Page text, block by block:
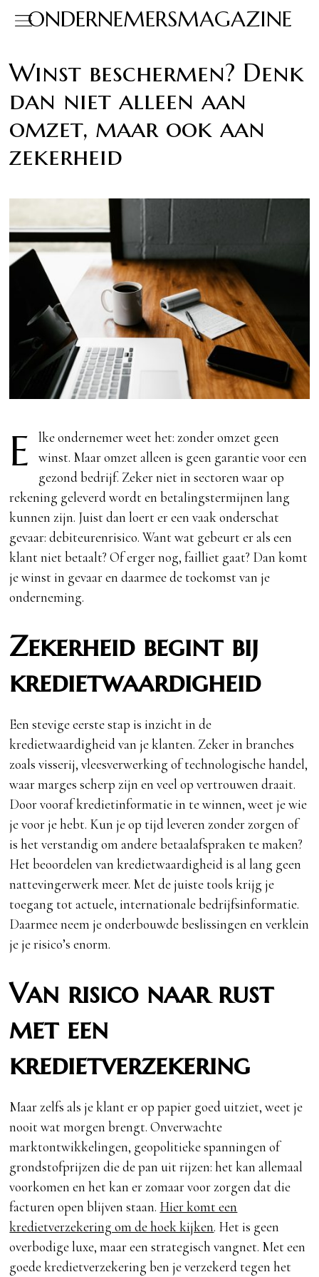
ONDERNEMERSMAGAZINE
Winst beschermen? Denk
dan niet alleen aan
omzet, maar ook aan
zekerheid
E
lke ondernemer weet het: zonder omzet geen
winst. Maar omzet alleen is geen garantie voor een
gezond bedrijf. Zeker niet in sectoren waar op
rekening geleverd wordt en betalingstermijnen lang
kunnen zijn. Juist dan loert er een vaak onderschat
gevaar: debiteurenrisico. Want wat gebeurt er als een
klant niet betaalt? Of erger nog, failliet gaat? Dan komt
je winst in gevaar en daarmee de toekomst van je
onderneming.
Zekerheid begint bij
kredietwaardigheid
Een stevige eerste stap is inzicht in de
kredietwaardigheid van je klanten. Zeker in branches
zoals visserij, vleesverwerking of technologische handel,
waar marges scherp zijn en veel op vertrouwen draait.
Door vooraf kredietinformatie in te winnen, weet je wie
je voor je hebt. Kun je op tijd leveren zonder zorgen of
is het verstandig om andere betaalafspraken te maken?
Het beoordelen van kredietwaardigheid is al lang geen
nattevingerwerk meer. Met de juiste tools krijg je
toegang tot actuele, internationale bedrijfsinformatie.
Daarmee neem je onderbouwde beslissingen en verklein
je je risico’s enorm.
Van risico naar rust
met een
kredietverzekering
Maar zelfs als je klant er op papier goed uitziet, weet je
nooit wat morgen brengt. Onverwachte
marktontwikkelingen, geopolitieke spanningen of
grondstofprijzen die de pan uit rijzen: het kan allemaal
voorkomen en het kan er zomaar voor zorgen dat die
facturen open blijven staan. Hier komt een
kredietverzekering om de hoek kijken. Het is geen
overbodige luxe, maar een strategisch vangnet. Met een
goede kredietverzekering ben je verzekerd tegen het